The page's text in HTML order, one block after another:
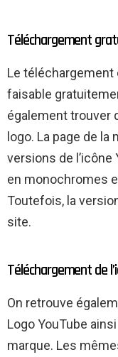
Téléchargement
Le téléchargement
faisable
également trouver
logo. La page de
versions de l’icône
en monochromes
Toutefois, la
site.
Téléchargement de
On retrouve
Logo YouTube
marque. Les